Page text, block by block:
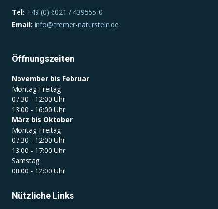
Tel: +49 (0) 6021 / 439555-0
Email: info@cremer-naturstein.de
Öffnungszeiten
November bis Februar
Montag-Freitag
07:30 - 12:00 Uhr
13:00 - 16:00 Uhr
März bis Oktober
Montag-Freitag
07:30 - 12:00 Uhr
13:00 - 17:00 Uhr
Samstag
08:00 - 12:00 Uhr
Nützliche Links